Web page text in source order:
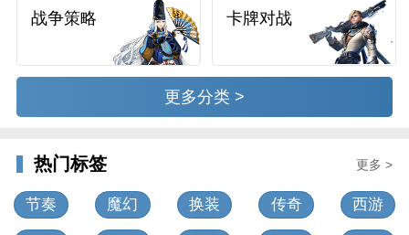
战争策略 卡牌对战
更多分类 >
热门标签 更多 >
节奏 魔幻 换装 传奇 西游